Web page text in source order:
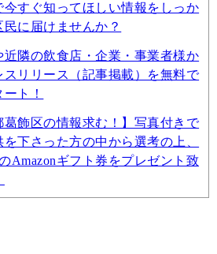
今すぐ知ってほしい情報をしっか
民に届けませんか？
近隣の飲食店・企業・事業者様か
スリリース（記事掲載）を無料で
ト！
葛飾区の情報求む！】写真付きで
を下さった方の中から選考の上、
Amazonギフト券をプレゼント致